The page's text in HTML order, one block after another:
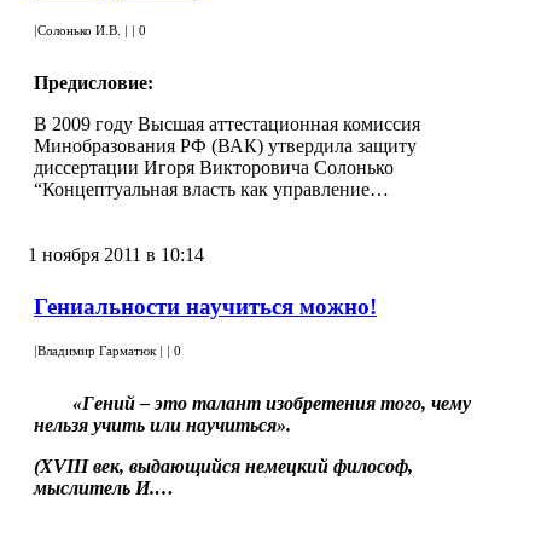
|Солонько И.В. | | 0
Предисловие:
В 2009 году Высшая аттестационная комиссия
Минобразования РФ (ВАК) утвердила защиту
диссертации Игоря Викторовича Солонько
“Концептуальная власть как управление…
1 ноября 2011 в 10:14
Гениальности научиться можно!
|Владимир Гарматюк | | 0
«Гений – это талант изобретения того, чему
нельзя учить или научиться».
(XVIII век, выдающийся немецкий философ,
мыслитель И.…